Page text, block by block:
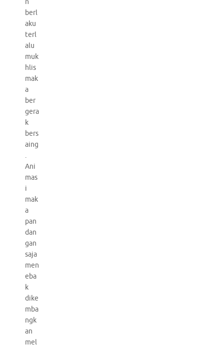
berl
aku
terl
alu
muk
hlis
mak
a
ber
gera
k
bers
aing
.
Ani
mas
i
mak
a
pan
dan
gan
saja
men
eba
k
dike
mba
ngk
an
mel